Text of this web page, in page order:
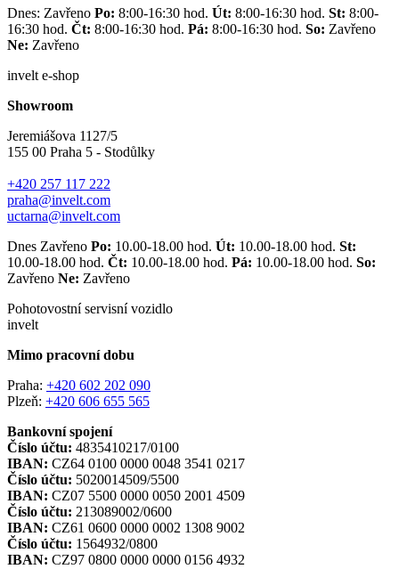
Dnes: Zavřeno Po: 8:00-16:30 hod. Út: 8:00-16:30 hod. St: 8:00-
16:30 hod. Čt: 8:00-16:30 hod. Pá: 8:00-16:30 hod. So: Zavřeno
Ne: Zavřeno
invelt e-shop
Showroom
Jeremiášova 1127/5
155 00 Praha 5 - Stodůlky
+420 257 117 222
praha@invelt.com
uctarna@invelt.com
Dnes Zavřeno Po: 10.00-18.00 hod. Út: 10.00-18.00 hod. St:
10.00-18.00 hod. Čt: 10.00-18.00 hod. Pá: 10.00-18.00 hod. So:
Zavřeno Ne: Zavřeno
Pohotovostní servisní vozidlo
invelt
Mimo pracovní dobu
Praha: +420 602 202 090
Plzeň: +420 606 655 565
Bankovní spojení
Číslo účtu: 4835410217/0100
IBAN: CZ64 0100 0000 0048 3541 0217
Číslo účtu: 5020014509/5500
IBAN: CZ07 5500 0000 0050 2001 4509
Číslo účtu: 213089002/0600
IBAN: CZ61 0600 0000 0002 1308 9002
Číslo účtu: 1564932/0800
IBAN: CZ97 0800 0000 0000 0156 4932